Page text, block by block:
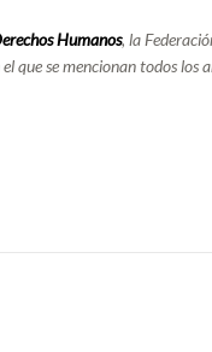
Humanos, la
que se mencionan todos los